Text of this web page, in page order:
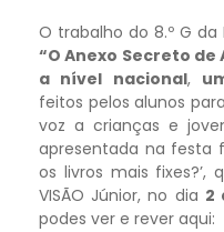
O trabalho do 8.º G da
“O Anexo Secreto de
a nível nacional,
feitos pelos alunos
voz a crianças e
apresentada na festa
os livros mais
VISÃO Júnior, no dia 2
podes ver e rever aqui: